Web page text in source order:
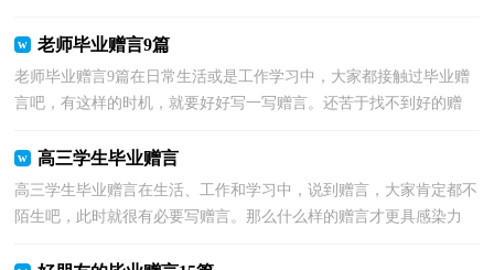
老师毕业赠言9篇
老师毕业赠言9篇在日常生活或是工作学习中，大家都接触过毕业赠
言吧，有这样的时机，就要好好写一写赠言。还苦于找不到好的赠
高三学生毕业赠言
高三学生毕业赠言在生活、工作和学习中，说到赠言，大家肯定都不
陌生吧，此时就很有必要写赠言。那么什么样的赠言才更具感染力